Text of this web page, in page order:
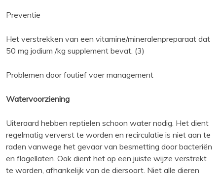
Preventie
Het verstrekken van een vitamine/mineralenpreparaat dat
50 mg jodium /kg supplement bevat. (3)
Problemen door foutief voer management
Watervoorziening
Uiteraard hebben reptielen schoon water nodig. Het dient
regelmatig ververst te worden en recirculatie is niet aan te
raden vanwege het gevaar van besmetting door bacteriën
en flagellaten. Ook dient het op een juiste wijze verstrekt
te worden, afhankelijk van de diersoort. Niet alle dieren